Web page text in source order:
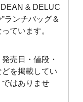
& DELUC
ランチバッグ＆
ています。
売日・値段・
を掲載してい
ではありませ